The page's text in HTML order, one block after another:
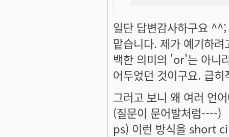
일단 답변감사하구요
맡습니다. 제가 예기하
백한 의미의 'or'는 아니
어두었던 것이구요. 급
그러고 보니 왜 여러 언
(질문이 문어발처럼----)
ps) 이런 방식을 short